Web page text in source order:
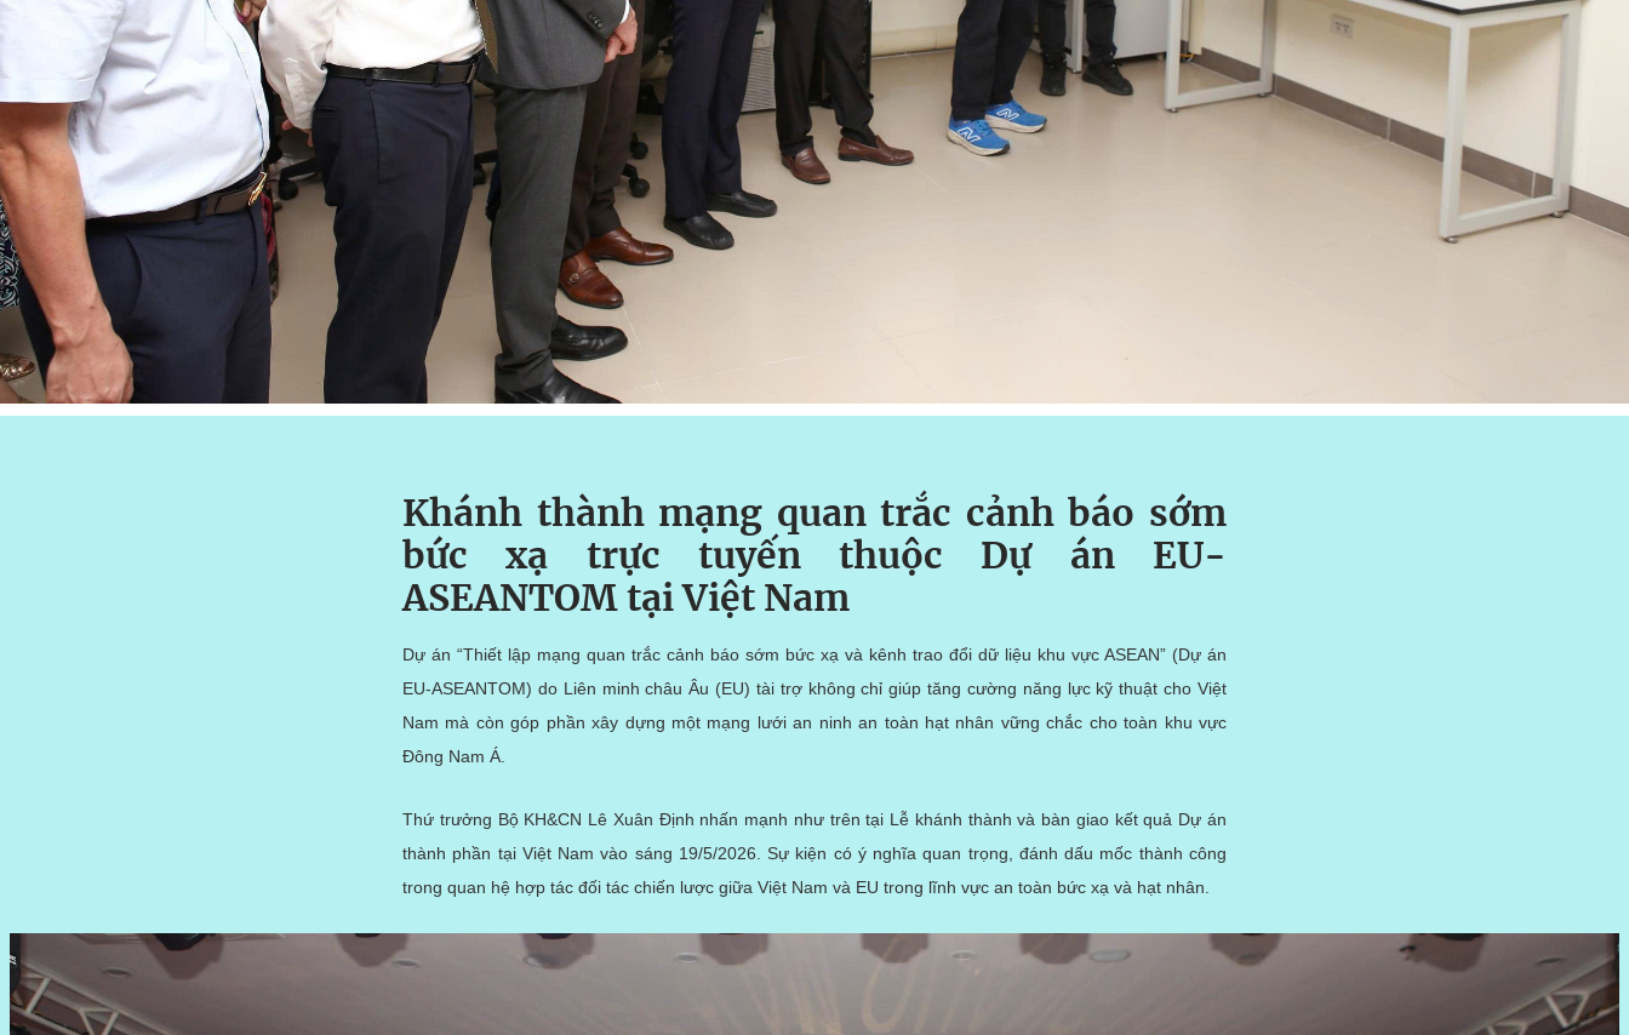
Khánh thành mạng quan trắc cảnh báo sớm
bức xạ trực tuyến thuộc Dự án EU-
ASEANTOM tại Việt Nam
Dự án “Thiết lập mạng quan trắc cảnh báo sớm bức xạ và kênh trao đổi dữ liệu khu vực ASEAN” (Dự án
EU-ASEANTOM) do Liên minh châu Âu (EU) tài trợ không chỉ giúp tăng cường năng lực kỹ thuật cho Việt
Nam mà còn góp phần xây dựng một mạng lưới an ninh an toàn hạt nhân vững chắc cho toàn khu vực
Đông Nam Á.
Thứ trưởng Bộ KH&CN Lê Xuân Định nhấn mạnh như trên tại Lễ khánh thành và bàn giao kết quả Dự án
thành phần tại Việt Nam vào sáng 19/5/2026. Sự kiện có ý nghĩa quan trọng, đánh dấu mốc thành công
trong quan hệ hợp tác đối tác chiến lược giữa Việt Nam và EU trong lĩnh vực an toàn bức xạ và hạt nhân.